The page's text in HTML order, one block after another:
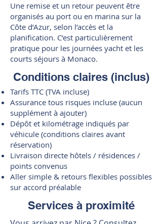
Une remise et un retour peuvent être
organisés au port ou en marina sur la
Côte d’Azur, selon l’accès et la
planification. C’est particulièrement
pratique pour les journées yacht et les
courts séjours à Monaco.
Conditions claires (inclus)
Tarifs TTC (TVA incluse)
Assurance tous risques incluse (aucun
supplément à ajouter)
Dépôt et kilométrage indiqués par
véhicule (conditions claires avant
réservation)
Livraison directe hôtels / résidences /
points convenus
Aller simple & retours flexibles possibles
sur accord préalable
Services à proximité